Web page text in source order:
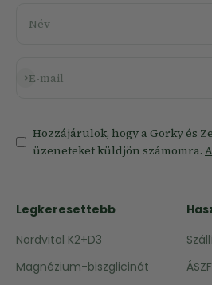
Név
E-mail
Feliratkozás
Hozzájárulok, hogy a Gorky és
üzeneteket küldjön számomra.
Legkeresettebb
Nordvital K2+D3
Magnézium-biszglicinát
ÁSZF